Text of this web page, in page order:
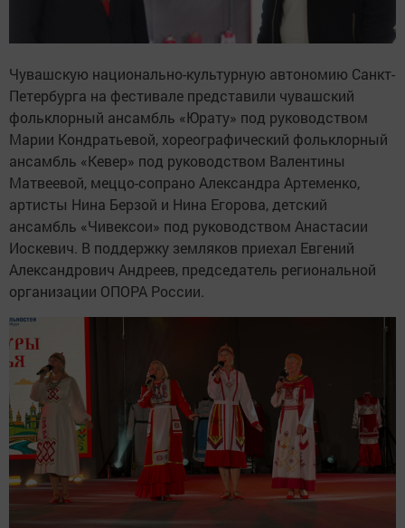
Чувашскую национально-культурную автономию Санкт-
Петербурга на фестивале представили чувашский
фольклорный ансамбль «Юрату» под руководством
Марии Кондратьевой, хореографический фольклорный
ансамбль «Кевер» под руководством Валентины
Матвеевой, меццо-сопрано Александра Артеменко,
артисты Нина Берзой и Нина Егорова, детский
ансамбль «Чивексои» под руководством Анастасии
Иоскевич. В поддержку земляков приехал Евгений
Александрович Андреев, председатель региональной
организации ОПОРА России.